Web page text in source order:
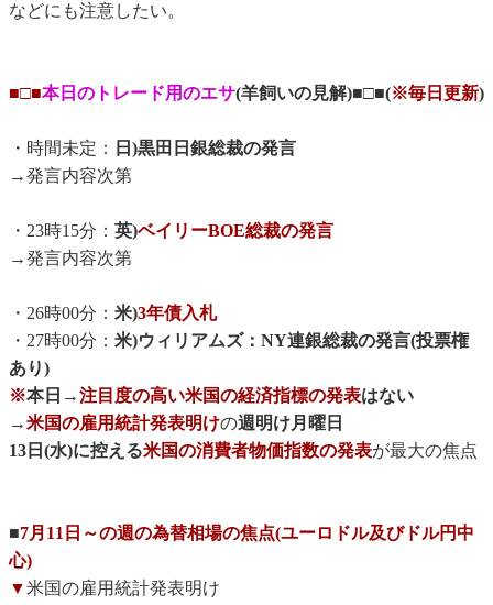
などにも注意したい。
■□■本日のトレード用のエサ(羊飼いの見解)■□■(※毎日更新)
・時間未定：
日)黒田日銀総裁の発言
→発言内容次第
・23時15分： 英)ベイリーBOE総裁の発言
→発言内容次第
・26時00分： 米)3年債入札
・27時00分： 米)ウィリアムズ：NY連銀総裁の発言(投票権
あり)
※本日→注目度の高い米国の経済指標の発表はない
→米国の雇用統計発表明けの週明け月曜日
13日(水)に控える米国の消費者物価指数の発表が最大の焦点
■7月11日～の週の為替相場の焦点(ユーロドル及びドル円中
心)
▼米国の雇用統計発表明け